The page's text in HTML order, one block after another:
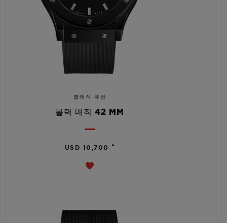
클래식 퓨전
블랙 매직 42 MM
USD 10,700 •